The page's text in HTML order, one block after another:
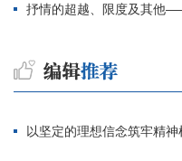
抒情的超越、限度及其他
以坚定的理想信念筑牢精神